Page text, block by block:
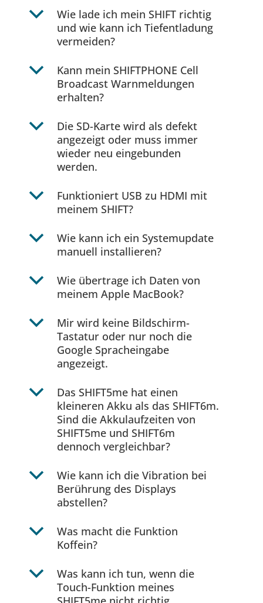
b
Wie lade ich mein SHIFT richtig
und wie kann ich Tiefentladung
vermeiden?
b
Kann mein SHIFTPHONE Cell
Broadcast Warnmeldungen
erhalten?
b
Die SD-Karte wird als defekt
angezeigt oder muss immer
wieder neu eingebunden
werden.
b
Funktioniert USB zu HDMI mit
meinem SHIFT?
b
Wie kann ich ein Systemupdate
manuell installieren?
b
Wie übertrage ich Daten von
meinem Apple MacBook?
b
Mir wird keine Bildschirm-
Tastatur oder nur noch die
Google Spracheingabe
angezeigt.
b
Das SHIFT5me hat einen
kleineren Akku als das SHIFT6m.
Sind die Akkulaufzeiten von
SHIFT5me und SHIFT6m
dennoch vergleichbar?
b
Wie kann ich die Vibration bei
Berührung des Displays
abstellen?
b
Was macht die Funktion
Koffein?
b
Was kann ich tun, wenn die
Touch-Funktion meines